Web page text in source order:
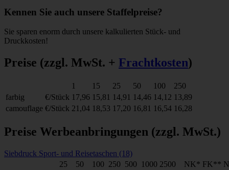
Kennen Sie auch unsere Staffelpreise?
Sie sparen enorm durch unsere kalkulierten Stück- und
Druckkosten!
Preise (zzgl. MwSt. + Frachtkosten)
1 15 25 50 100
250
farbig
€/Stück 17,96 15,81 14,91 14,46 14,12 13,89
camouflage €/Stück 21,04 18,53 17,20 16,81 16,54 16,28
Preise Werbeanbringungen (zzgl. MwSt.)
Siebdruck Sport- und Reisetaschen (18)
25
50 100 250 500 1000 2500 NK* FK**